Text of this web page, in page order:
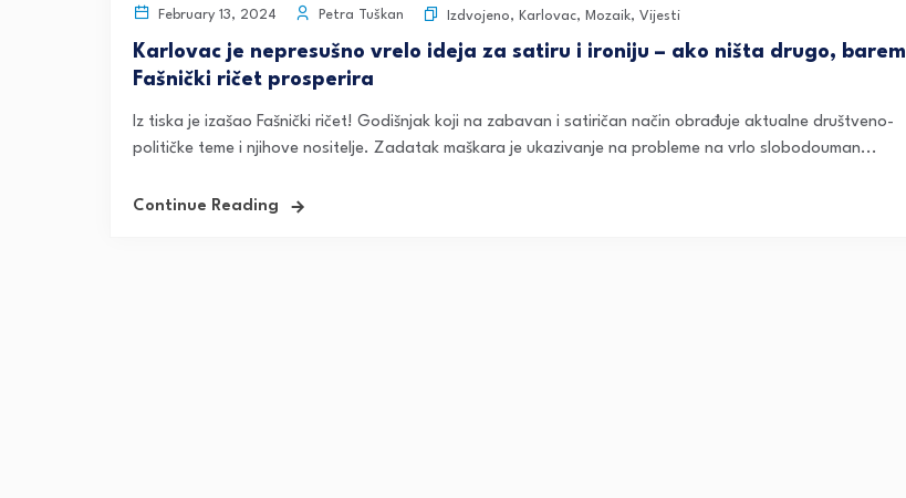
February 13, 2024 Petra Tuškan Izdvojeno, Karlovac, Mozaik, Vijesti
Karlovac je nepresušno vrelo ideja za satiru i ironiju – ako ništa drugo, barem
Fašnički ričet prosperira
Iz tiska je izašao Fašnički ričet! Godišnjak koji na zabavan i satiričan način obrađuje aktualne društveno-
političke teme i njihove nositelje. Zadatak maškara je ukazivanje na probleme na vrlo slobodouman...
Continue Reading